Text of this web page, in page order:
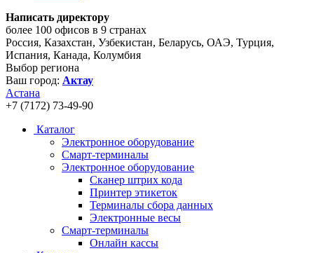
Написать директору
более 100 офисов в 9 странах
Россия, Казахстан, Узбекистан, Беларусь, ОАЭ, Турция,
Испания, Канада, Колумбия
Выбор региона
Ваш город: Актау
Астана
+7 (7172) 73-49-90
Каталог
Электронное оборудование
Смарт-терминалы
Электронное оборудование
Сканер штрих кода
Принтер этикеток
Терминалы сбора данных
Электронные весы
Смарт-терминалы
Онлайн кассы